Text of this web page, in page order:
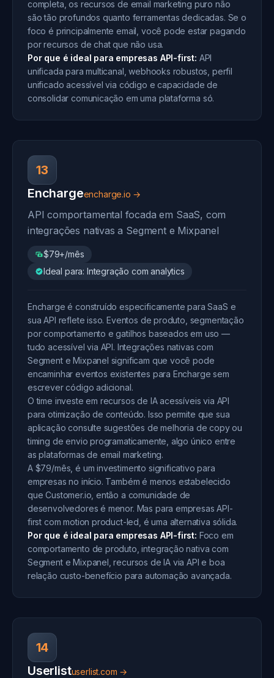
completa, os recursos de email marketing puro não
são tão profundos quanto ferramentas dedicadas. Se o
foco é principalmente email, você pode estar pagando
por recursos de chat que não usa.
Por que é ideal para empresas API-first: API
unificada para multicanal, webhooks robustos, perfil
unificado acessível via código e capacidade de
consolidar comunicação em uma plataforma só.
13
Enchargeencharge.io →
API comportamental focada em SaaS, com
integrações nativas a Segment e Mixpanel
$79+/mês
Ideal para: Integração com analytics
Encharge é construído especificamente para SaaS e
sua API reflete isso. Eventos de produto, segmentação
por comportamento e gatilhos baseados em uso —
tudo acessível via API. Integrações nativas com
Segment e Mixpanel significam que você pode
encaminhar eventos existentes para Encharge sem
escrever código adicional.
O time investe em recursos de IA acessíveis via API
para otimização de conteúdo. Isso permite que sua
aplicação consulte sugestões de melhoria de copy ou
timing de envio programaticamente, algo único entre
as plataformas de email marketing.
A $79/mês, é um investimento significativo para
empresas no início. Também é menos estabelecido
que Customer.io, então a comunidade de
desenvolvedores é menor. Mas para empresas API-
first com motion product-led, é uma alternativa sólida.
Por que é ideal para empresas API-first: Foco em
comportamento de produto, integração nativa com
Segment e Mixpanel, recursos de IA via API e boa
relação custo-benefício para automação avançada.
14
Userlistuserlist.com →